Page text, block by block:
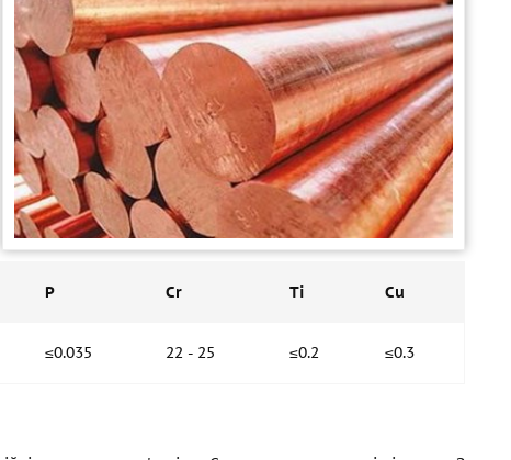
P Cr Ti Cu
≤0.035 22 - 25 ≤0.2 ≤0.3